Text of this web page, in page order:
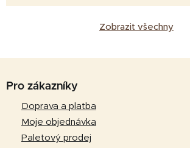
Zobrazit všechny
Pro zákazníky
Doprava a platba
Moje objednávka
Paletový prodej